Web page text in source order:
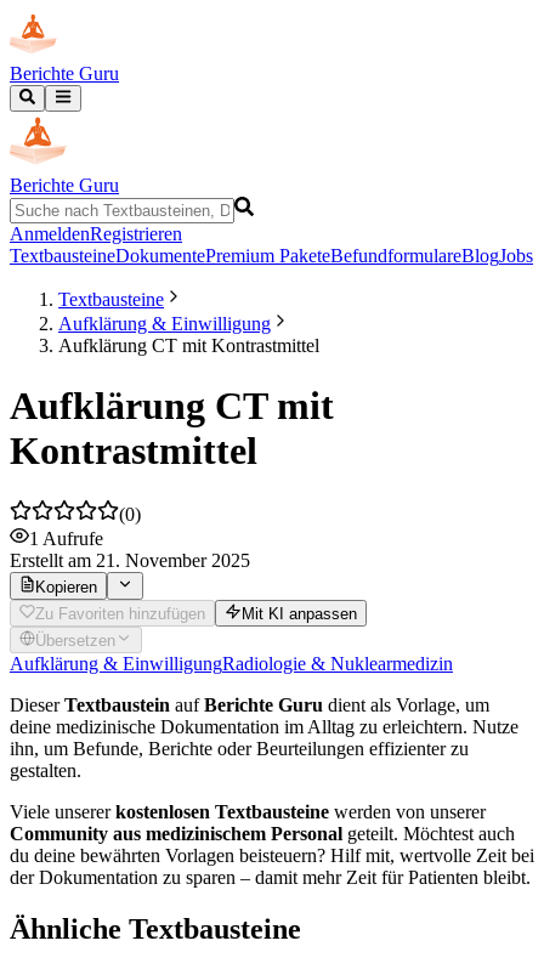
Berichte Guru
Berichte Guru
AnmeldenRegistrieren
TextbausteineDokumentePremium PaketeBefundformulareBlogJobs
Textbausteine
Aufklärung & Einwilligung
Aufklärung CT mit Kontrastmittel
Aufklärung CT mit
Kontrastmittel
(0)
1 Aufrufe
Erstellt am 21. November 2025
Kopieren
Zu Favoriten hinzufügen
Mit KI anpassen
Übersetzen
Aufklärung & EinwilligungRadiologie & Nuklearmedizin
DieserTextbaustein aufBerichte Guru dient als Vorlage, um
deine medizinische Dokumentation im Alltag zu erleichtern. Nutze
ihn, um Befunde, Berichte oder Beurteilungen effizienter zu
gestalten.
Viele unsererkostenlosen Textbausteine werden von unserer
Community aus medizinischem Personal geteilt. Möchtest auch
du deine bewährten Vorlagen beisteuern? Hilf mit, wertvolle Zeit bei
der Dokumentation zu sparen – damit mehr Zeit für Patienten bleibt.
Ähnliche Textbausteine